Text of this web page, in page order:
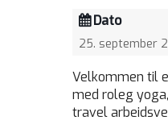
Dato
25. september
Velkommen til
med roleg
travel